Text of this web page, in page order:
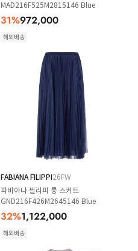
MAD216F525M2815146 Blue
31%972,000
해외배송
FABIANA FILIPPI26FW
파비아나 필리피 롱 스커트
GND216F426M2645146 Blue
32%1,122,000
해외배송